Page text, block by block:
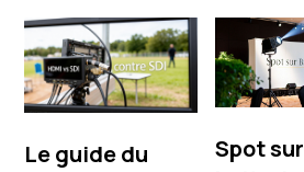
Le guide du
Spot sur